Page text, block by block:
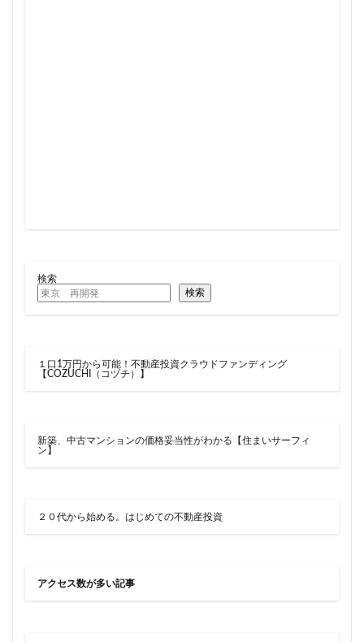
検索
検索
１口1万円から可能！不動産投資クラウドファンディング
【COZUCHI（コヅチ）】
新築、中古マンションの価格妥当性がわかる【住まいサーフィ
ン】
２０代から始める。はじめての不動産投資
アクセス数が多い記事